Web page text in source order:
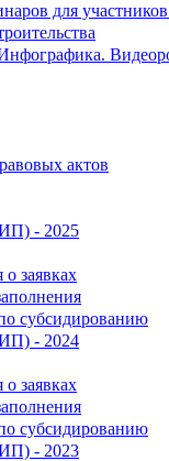
для участников
актов
- 2025
заявках
субсидированию
- 2024
заявках
субсидированию
- 2023